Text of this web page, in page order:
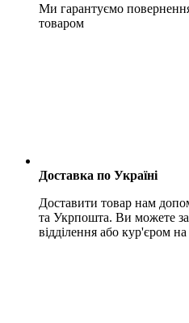
Ми гарантуємо
товаром
Доставка по Україні
Доставити товар нам
та Укрпошта. Ви можете
відділення або кур'єром